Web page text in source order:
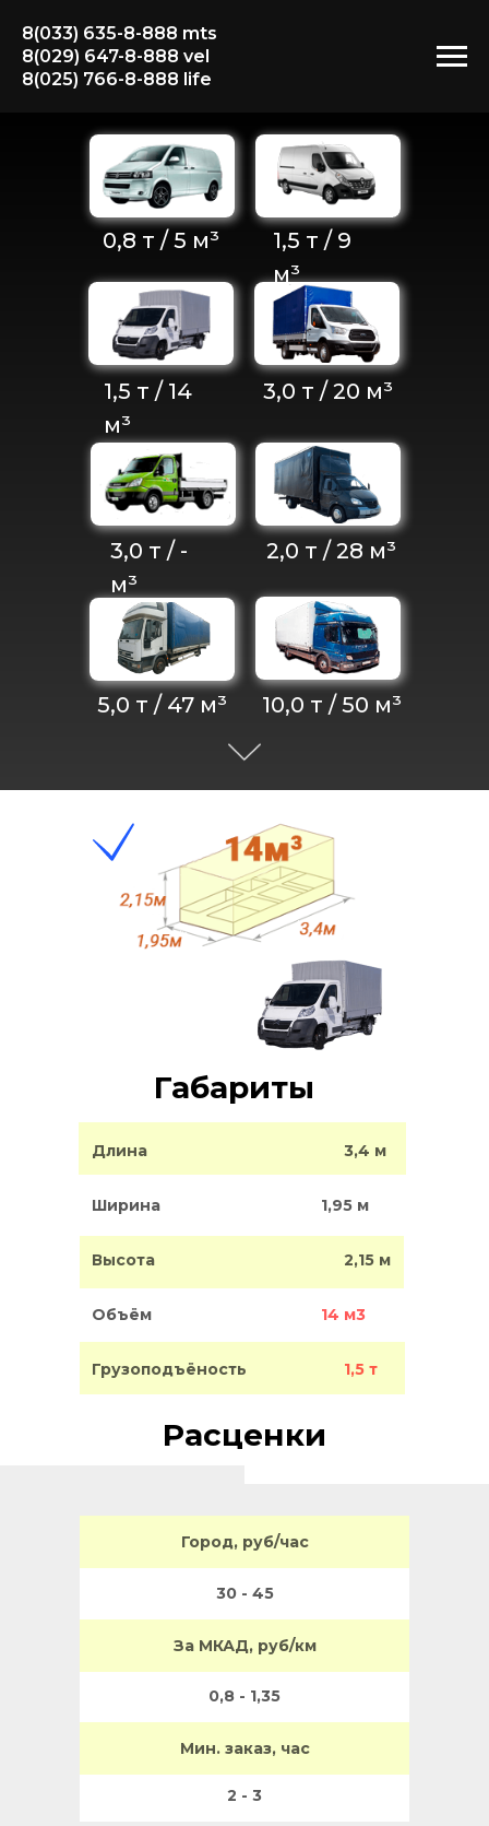
8(033) 635-8-888 mts
8(029) 647-8-888 vel
8(025) 766-8-888 life
3,0 т / 20 м³
3,0 т / -
м³
2,0 т / 28 м³
5,0 т / 47 м³ 10,0 т / 50 м³
Подробнее....
1,5 т / 9
м³
1,5 т / 14
м³
Подробнее....
Подробнее.... Подробнее....
Подробнее.... Подробнее....
Подробнее.... Подробнее....
0,8 т / 5 м³
Расценки
Ширина
3,4 м
Длина
1,95 м
2,15 м
Высота
Объём 14 м3
1,5 т
Грузоподъёность
Город, руб/час
30 - 45
За МКАД, руб/км
0,8 - 1,35
Мин. заказ, час
2 - 3
Габариты